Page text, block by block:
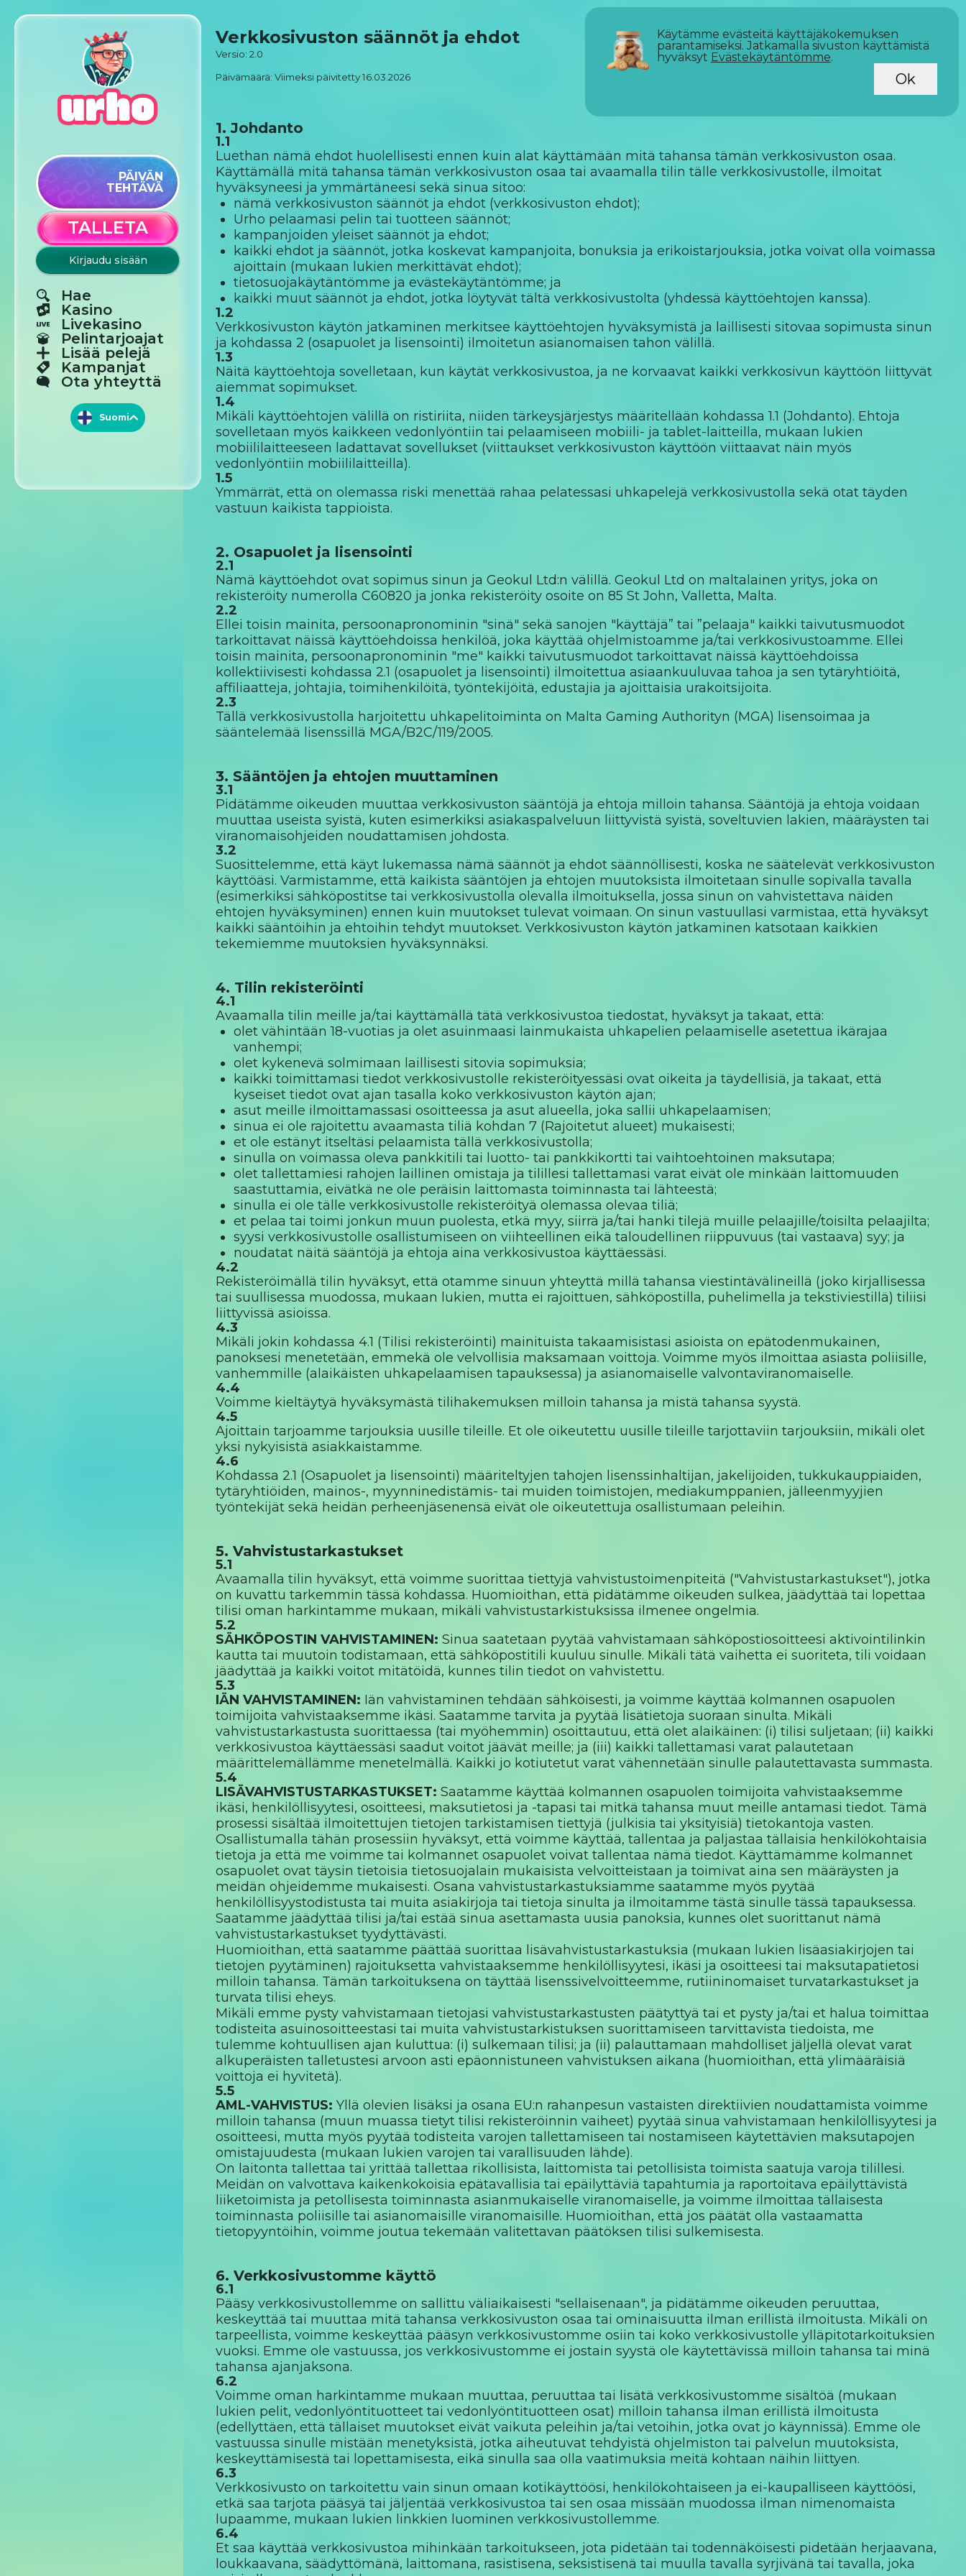
PÄIVÄN
TEHTÄVÄ
TALLETA
Kirjaudu sisään
Hae
Kasino
Livekasino
Pelintarjoajat
Lisää pelejä
Kampanjat
Ota yhteyttä
Suomi
Suomi
Verkkosivuston säännöt ja ehdot
Versio: 2.0
Päivämäärä: Viimeksi päivitetty 16.03.2026
1. Johdanto
1.1
Luethan nämä ehdot huolellisesti ennen kuin alat käyttämään mitä tahansa tämän verkkosivuston osaa.
Käyttämällä mitä tahansa tämän verkkosivuston osaa tai avaamalla tilin tälle verkkosivustolle, ilmoitat
hyväksyneesi ja ymmärtäneesi sekä sinua sitoo:
nämä verkkosivuston säännöt ja ehdot (verkkosivuston ehdot);
Urho pelaamasi pelin tai tuotteen säännöt;
kampanjoiden yleiset säännöt ja ehdot;
kaikki ehdot ja säännöt, jotka koskevat kampanjoita, bonuksia ja erikoistarjouksia, jotka voivat olla voimassa
ajoittain (mukaan lukien merkittävät ehdot);
tietosuojakäytäntömme ja evästekäytäntömme; ja
kaikki muut säännöt ja ehdot, jotka löytyvät tältä verkkosivustolta (yhdessä käyttöehtojen kanssa).
1.2
Verkkosivuston käytön jatkaminen merkitsee käyttöehtojen hyväksymistä ja laillisesti sitovaa sopimusta sinun
ja kohdassa 2 (osapuolet ja lisensointi) ilmoitetun asianomaisen tahon välillä.
1.3
Näitä käyttöehtoja sovelletaan, kun käytät verkkosivustoa, ja ne korvaavat kaikki verkkosivun käyttöön liittyvät
aiemmat sopimukset.
1.4
Mikäli käyttöehtojen välillä on ristiriita, niiden tärkeysjärjestys määritellään kohdassa 1.1 (Johdanto). Ehtoja
sovelletaan myös kaikkeen vedonlyöntiin tai pelaamiseen mobiili- ja tablet-laitteilla, mukaan lukien
mobiililaitteeseen ladattavat sovellukset (viittaukset verkkosivuston käyttöön viittaavat näin myös
vedonlyöntiin mobiililaitteilla).
1.5
Ymmärrät, että on olemassa riski menettää rahaa pelatessasi uhkapelejä verkkosivustolla sekä otat täyden
vastuun kaikista tappioista.
2. Osapuolet ja lisensointi
2.1
Nämä käyttöehdot ovat sopimus sinun ja Geokul Ltd:n välillä. Geokul Ltd on maltalainen yritys, joka on
rekisteröity numerolla C60820 ja jonka rekisteröity osoite on 85 St John, Valletta, Malta.
2.2
Ellei toisin mainita, persoonapronominin "sinä" sekä sanojen "käyttäjä” tai ”pelaaja" kaikki taivutusmuodot
tarkoittavat näissä käyttöehdoissa henkilöä, joka käyttää ohjelmistoamme ja/tai verkkosivustoamme. Ellei
toisin mainita, persoonapronominin "me" kaikki taivutusmuodot tarkoittavat näissä käyttöehdoissa
kollektiivisesti kohdassa 2.1 (osapuolet ja lisensointi) ilmoitettua asiaankuuluvaa tahoa ja sen tytäryhtiöitä,
affiliaatteja, johtajia, toimihenkilöitä, työntekijöitä, edustajia ja ajoittaisia urakoitsijoita.
2.3
Tällä verkkosivustolla harjoitettu uhkapelitoiminta on Malta Gaming Authorityn (MGA) lisensoimaa ja
sääntelemää lisenssillä MGA/B2C/119/2005.
3. Sääntöjen ja ehtojen muuttaminen
3.1
Pidätämme oikeuden muuttaa verkkosivuston sääntöjä ja ehtoja milloin tahansa. Sääntöjä ja ehtoja voidaan
muuttaa useista syistä, kuten esimerkiksi asiakaspalveluun liittyvistä syistä, soveltuvien lakien, määräysten tai
viranomaisohjeiden noudattamisen johdosta.
3.2
Suosittelemme, että käyt lukemassa nämä säännöt ja ehdot säännöllisesti, koska ne säätelevät verkkosivuston
käyttöäsi. Varmistamme, että kaikista sääntöjen ja ehtojen muutoksista ilmoitetaan sinulle sopivalla tavalla
(esimerkiksi sähköpostitse tai verkkosivustolla olevalla ilmoituksella, jossa sinun on vahvistettava näiden
ehtojen hyväksyminen) ennen kuin muutokset tulevat voimaan. On sinun vastuullasi varmistaa, että hyväksyt
kaikki sääntöihin ja ehtoihin tehdyt muutokset. Verkkosivuston käytön jatkaminen katsotaan kaikkien
tekemiemme muutoksien hyväksynnäksi.
4. Tilin rekisteröinti
4.1
Avaamalla tilin meille ja/tai käyttämällä tätä verkkosivustoa tiedostat, hyväksyt ja takaat, että:
olet vähintään 18-vuotias ja olet asuinmaasi lainmukaista uhkapelien pelaamiselle asetettua ikärajaa
vanhempi;
olet kykenevä solmimaan laillisesti sitovia sopimuksia;
kaikki toimittamasi tiedot verkkosivustolle rekisteröityessäsi ovat oikeita ja täydellisiä, ja takaat, että
kyseiset tiedot ovat ajan tasalla koko verkkosivuston käytön ajan;
asut meille ilmoittamassasi osoitteessa ja asut alueella, joka sallii uhkapelaamisen;
sinua ei ole rajoitettu avaamasta tiliä kohdan 7 (Rajoitetut alueet) mukaisesti;
et ole estänyt itseltäsi pelaamista tällä verkkosivustolla;
sinulla on voimassa oleva pankkitili tai luotto- tai pankkikortti tai vaihtoehtoinen maksutapa;
olet tallettamiesi rahojen laillinen omistaja ja tilillesi tallettamasi varat eivät ole minkään laittomuuden
saastuttamia, eivätkä ne ole peräisin laittomasta toiminnasta tai lähteestä;
sinulla ei ole tälle verkkosivustolle rekisteröityä olemassa olevaa tiliä;
et pelaa tai toimi jonkun muun puolesta, etkä myy, siirrä ja/tai hanki tilejä muille pelaajille/toisilta pelaajilta;
syysi verkkosivustolle osallistumiseen on viihteellinen eikä taloudellinen riippuvuus (tai vastaava) syy; ja
noudatat näitä sääntöjä ja ehtoja aina verkkosivustoa käyttäessäsi.
4.2
Rekisteröimällä tilin hyväksyt, että otamme sinuun yhteyttä millä tahansa viestintävälineillä (joko kirjallisessa
tai suullisessa muodossa, mukaan lukien, mutta ei rajoittuen, sähköpostilla, puhelimella ja tekstiviestillä) tiliisi
liittyvissä asioissa.
4.3
Mikäli jokin kohdassa 4.1 (Tilisi rekisteröinti) mainituista takaamisistasi asioista on epätodenmukainen,
panoksesi menetetään, emmekä ole velvollisia maksamaan voittoja. Voimme myös ilmoittaa asiasta poliisille,
vanhemmille (alaikäisten uhkapelaamisen tapauksessa) ja asianomaiselle valvontaviranomaiselle.
4.4
Voimme kieltäytyä hyväksymästä tilihakemuksen milloin tahansa ja mistä tahansa syystä.
4.5
Ajoittain tarjoamme tarjouksia uusille tileille. Et ole oikeutettu uusille tileille tarjottaviin tarjouksiin, mikäli olet
yksi nykyisistä asiakkaistamme.
4.6
Kohdassa 2.1 (Osapuolet ja lisensointi) määriteltyjen tahojen lisenssinhaltijan, jakelijoiden, tukkukauppiaiden,
tytäryhtiöiden, mainos-, myynninedistämis- tai muiden toimistojen, mediakumppanien, jälleenmyyjien
työntekijät sekä heidän perheenjäsenensä eivät ole oikeutettuja osallistumaan peleihin.
5. Vahvistustarkastukset
5.1
Avaamalla tilin hyväksyt, että voimme suorittaa tiettyjä vahvistustoimenpiteitä ("Vahvistustarkastukset"), jotka
on kuvattu tarkemmin tässä kohdassa. Huomioithan, että pidätämme oikeuden sulkea, jäädyttää tai lopettaa
tilisi oman harkintamme mukaan, mikäli vahvistustarkistuksissa ilmenee ongelmia.
5.2
SÄHKÖPOSTIN VAHVISTAMINEN: Sinua saatetaan pyytää vahvistamaan sähköpostiosoitteesi aktivointilinkin
kautta tai muutoin todistamaan, että sähköpostitili kuuluu sinulle. Mikäli tätä vaihetta ei suoriteta, tili voidaan
jäädyttää ja kaikki voitot mitätöidä, kunnes tilin tiedot on vahvistettu.
5.3
IÄN VAHVISTAMINEN: Iän vahvistaminen tehdään sähköisesti, ja voimme käyttää kolmannen osapuolen
toimijoita vahvistaaksemme ikäsi. Saatamme tarvita ja pyytää lisätietoja suoraan sinulta. Mikäli
vahvistustarkastusta suorittaessa (tai myöhemmin) osoittautuu, että olet alaikäinen: (i) tilisi suljetaan; (ii) kaikki
verkkosivustoa käyttäessäsi saadut voitot jäävät meille; ja (iii) kaikki tallettamasi varat palautetaan
määrittelemällämme menetelmällä. Kaikki jo kotiutetut varat vähennetään sinulle palautettavasta summasta.
5.4
LISÄVAHVISTUSTARKASTUKSET: Saatamme käyttää kolmannen osapuolen toimijoita vahvistaaksemme
ikäsi, henkilöllisyytesi, osoitteesi, maksutietosi ja -tapasi tai mitkä tahansa muut meille antamasi tiedot. Tämä
prosessi sisältää ilmoitettujen tietojen tarkistamisen tiettyjä (julkisia tai yksityisiä) tietokantoja vasten.
Osallistumalla tähän prosessiin hyväksyt, että voimme käyttää, tallentaa ja paljastaa tällaisia henkilökohtaisia
tietoja ja että me voimme tai kolmannet osapuolet voivat tallentaa nämä tiedot. Käyttämämme kolmannet
osapuolet ovat täysin tietoisia tietosuojalain mukaisista velvoitteistaan ja toimivat aina sen määräysten ja
meidän ohjeidemme mukaisesti. Osana vahvistustarkastuksiamme saatamme myös pyytää
henkilöllisyystodistusta tai muita asiakirjoja tai tietoja sinulta ja ilmoitamme tästä sinulle tässä tapauksessa.
Saatamme jäädyttää tilisi ja/tai estää sinua asettamasta uusia panoksia, kunnes olet suorittanut nämä
vahvistustarkastukset tyydyttävästi.
Huomioithan, että saatamme päättää suorittaa lisävahvistustarkastuksia (mukaan lukien lisäasiakirjojen tai
tietojen pyytäminen) rajoituksetta vahvistaaksemme henkilöllisyytesi, ikäsi ja osoitteesi tai maksutapatietosi
milloin tahansa. Tämän tarkoituksena on täyttää lisenssivelvoitteemme, rutiininomaiset turvatarkastukset ja
turvata tilisi eheys.
Mikäli emme pysty vahvistamaan tietojasi vahvistustarkastusten päätyttyä tai et pysty ja/tai et halua toimittaa
todisteita asuinosoitteestasi tai muita vahvistustarkistuksen suorittamiseen tarvittavista tiedoista, me
tulemme kohtuullisen ajan kuluttua: (i) sulkemaan tilisi; ja (ii) palauttamaan mahdolliset jäljellä olevat varat
alkuperäisten talletustesi arvoon asti epäonnistuneen vahvistuksen aikana (huomioithan, että ylimääräisiä
voittoja ei hyvitetä).
5.5
AML-VAHVISTUS: Yllä olevien lisäksi ja osana EU:n rahanpesun vastaisten direktiivien noudattamista voimme
milloin tahansa (muun muassa tietyt tilisi rekisteröinnin vaiheet) pyytää sinua vahvistamaan henkilöllisyytesi ja
osoitteesi, mutta myös pyytää todisteita varojen tallettamiseen tai nostamiseen käytettävien maksutapojen
omistajuudesta (mukaan lukien varojen tai varallisuuden lähde).
On laitonta tallettaa tai yrittää tallettaa rikollisista, laittomista tai petollisista toimista saatuja varoja tilillesi.
Meidän on valvottava kaikenkokoisia epätavallisia tai epäilyttäviä tapahtumia ja raportoitava epäilyttävistä
liiketoimista ja petollisesta toiminnasta asianmukaiselle viranomaiselle, ja voimme ilmoittaa tällaisesta
toiminnasta poliisille tai asianomaisille viranomaisille. Huomioithan, että jos päätät olla vastaamatta
tietopyyntöihin, voimme joutua tekemään valitettavan päätöksen tilisi sulkemisesta.
6. Verkkosivustomme käyttö
6.1
Pääsy verkkosivustollemme on sallittu väliaikaisesti "sellaisenaan", ja pidätämme oikeuden peruuttaa,
keskeyttää tai muuttaa mitä tahansa verkkosivuston osaa tai ominaisuutta ilman erillistä ilmoitusta. Mikäli on
tarpeellista, voimme keskeyttää pääsyn verkkosivustomme osiin tai koko verkkosivustolle ylläpitotarkoituksien
vuoksi. Emme ole vastuussa, jos verkkosivustomme ei jostain syystä ole käytettävissä milloin tahansa tai minä
tahansa ajanjaksona.
6.2
Voimme oman harkintamme mukaan muuttaa, peruuttaa tai lisätä verkkosivustomme sisältöä (mukaan
lukien pelit, vedonlyöntituotteet tai vedonlyöntituotteen osat) milloin tahansa ilman erillistä ilmoitusta
(edellyttäen, että tällaiset muutokset eivät vaikuta peleihin ja/tai vetoihin, jotka ovat jo käynnissä). Emme ole
vastuussa sinulle mistään menetyksistä, jotka aiheutuvat tehdyistä ohjelmiston tai palvelun muutoksista,
keskeyttämisestä tai lopettamisesta, eikä sinulla saa olla vaatimuksia meitä kohtaan näihin liittyen.
6.3
Verkkosivusto on tarkoitettu vain sinun omaan kotikäyttöösi, henkilökohtaiseen ja ei-kaupalliseen käyttöösi,
etkä saa tarjota pääsyä tai jäljentää verkkosivustoa tai sen osaa missään muodossa ilman nimenomaista
lupaamme, mukaan lukien linkkien luominen verkkosivustollemme.
6.4
Et saa käyttää verkkosivustoa mihinkään tarkoitukseen, jota pidetään tai todennäköisesti pidetään herjaavana,
loukkaavana, säädyttömänä, laittomana, rasistisena, seksistisenä tai muulla tavalla syrjivänä tai tavalla, joka
Käytämme evästeitä käyttäjäkokemuksen
parantamiseksi. Jatkamalla sivuston käyttämistä
hyväksyt Evästekäytäntömme.
Ok